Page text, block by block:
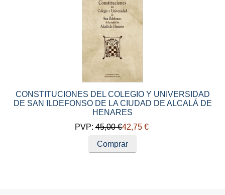
CONSTITUCIONES DEL COLEGIO Y UNIVERSIDAD
DE SAN ILDEFONSO DE LA CIUDAD DE ALCALÁ DE
HENARES
PVP:45,00 €42,75 €
Comprar